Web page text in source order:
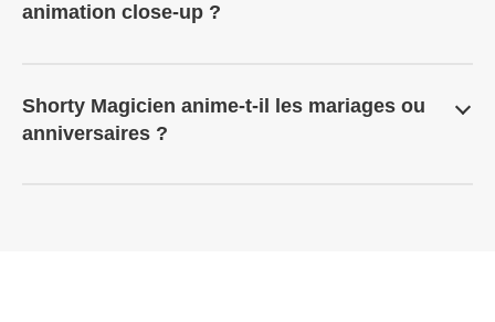
animation close-up ?
Shorty Magicien anime-t-il les mariages ou
anniversaires ?